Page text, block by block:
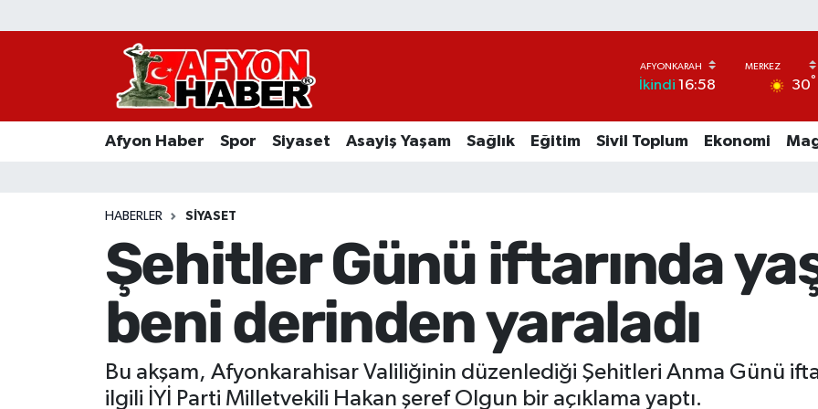
İkindi 16:58 30°
Afyon Haber Spor Siyaset Asayiş Yaşam Sağlık Eğitim Sivil Toplum Ekonomi
HABERLER SIYASET
Şehitler Günü iftarında
beni derinden yaraladı
Bu akşam, Afyonkarahisar Valiliğinin düzenlediği Şehitleri Anma Günü
ilgili İYİ Parti Milletvekili Hakan şeref Olgun bir açıklama yaptı.
Afyon Haber
Asayiş Yaşam
Sivil Toplum
Ekonomi